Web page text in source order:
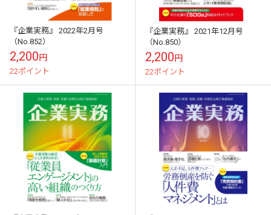
『企業実務』 2022年2月号
（No.852）
2,200円
22ポイント
『企業実務』 2021年12月号
（No.850）
2,200円
22ポイント